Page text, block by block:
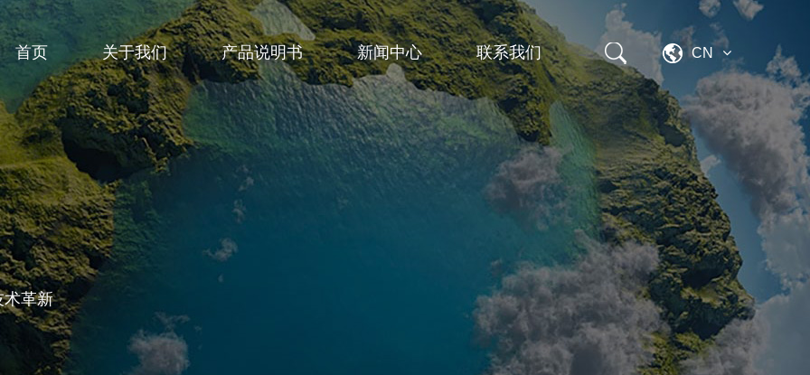
首页 关于我们 产品说明书 新闻中心 联系我们 CN
术革新